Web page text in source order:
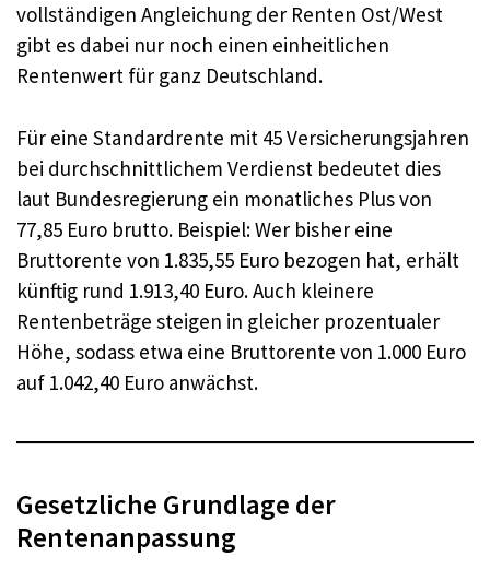
vollständigen Angleichung der Renten Ost/West
gibt es dabei nur noch einen einheitlichen
Rentenwert für ganz Deutschland.
Für eine Standardrente mit 45 Versicherungsjahren
bei durchschnittlichem Verdienst bedeutet dies
laut Bundesregierung ein monatliches Plus von
77,85 Euro brutto. Beispiel: Wer bisher eine
Bruttorente von 1.835,55 Euro bezogen hat, erhält
künftig rund 1.913,40 Euro. Auch kleinere
Rentenbeträge steigen in gleicher prozentualer
Höhe, sodass etwa eine Bruttorente von 1.000 Euro
auf 1.042,40 Euro anwächst.
Gesetzliche Grundlage der
Rentenanpassung